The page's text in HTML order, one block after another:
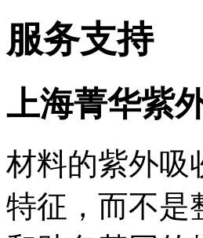
服务支持
上海菁华紫
材料的紫外吸
特征，而不是